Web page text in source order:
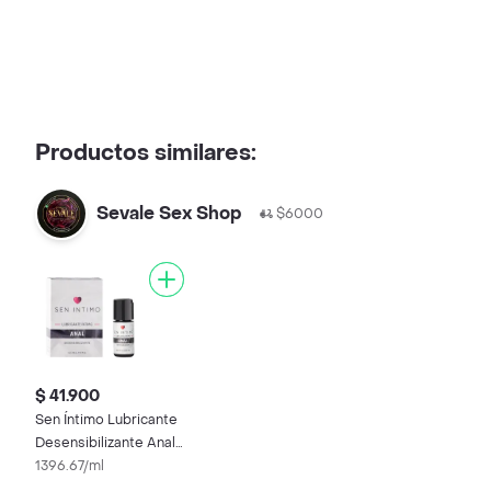
Productos similares:
Sevale Sex Shop $6000
$ 41.900
Sen Íntimo Lubricante
Desensibilizante Anal
30 mL
1396.67/ml